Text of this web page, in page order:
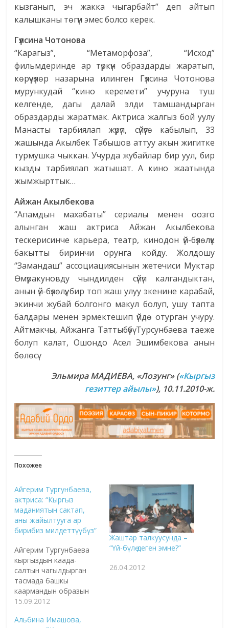
кызганып, эч жакка чыгарбайт” деп айтып
калышканы төгүн эмес болсо керек.
Гүлсина Чотонова
“Карагыз”, “Метаморфоза”, “Исход”
фильмдеринде ар түркүн образдарды жаратып,
көрүүчүлөр назарына илинген Гүлсина Чотонова
мурункудай “кино керемети” учуруна туш
келгенде, дагы далай элди тамшандырган
образдарды жаратмак. Актриса жалгыз бой уулу
Манасты тарбиялап жүрүп, сүйүүгө кабылып, 33
жашында Акылбек Табышов аттуу акын жигитке
турмушка чыккан. Учурда жубайлар бир уул, бир
кызды тарбиялап жатышат. А кино жаатында
жымжырттык…
Айжан Акылбекова
“Апамдын махабаты” сериалы менен оозго
алынган жаш актриса Айжан Акылбекова
тескерисинче карьера, театр, кинодон үй-бүлөлүк
бакытты биринчи орунга койду. Жолдошу
“Замандаш” ассоциациясынын жетечиси Муктар
Өмүракуновду чындилден сүйүп калгандыктан,
анын үй-бүлөлүү, бир топ жаш улуу экенине карабай,
экинчи жубай болгонго макул болуп, ушу тапта
балдары менен эрмектешип үйдө отурган учуру.
Айтмакчы, Айжанга Таттыбүбү Турсунбаева таеже
болуп калат, Ошондо Асел Эшимбекова анын
бөлөсү.
Эльмира МАДИЕВА, «Лозунг» («Кыргыз
гезиттер айылы»), 10.11.2010-ж.
Похожее
Айгерим Тургунбаева,
актриса: “Кыргыз
маданиятын сактап,
аны жайылтууга ар
бирибиз милдеттүүбүз”
Айгерим Тургунбаева
кыргыздын каада-
салтын чагылдырган
тасмада башкы
каармандын образын
жаратты. Жаш
патриоттук сезимдери
15.09.2012
Жаштар талкуусунда –
“Үй-бүлө деген эмне?”
26.04.2012
Альбина Имашова,